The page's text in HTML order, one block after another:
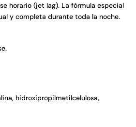
horario (jet lag). La fórmula especial
y completa durante toda la noche.
hidroxipropilmetilcelulosa,